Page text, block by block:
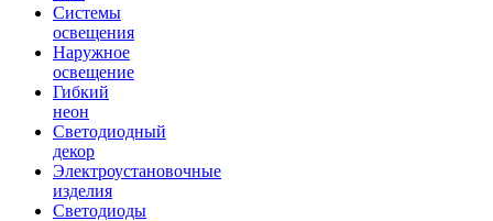
Системы
освещения
Наружное
освещение
Гибкий
неон
Светодиодный
декор
Электроустановочные
изделия
Светодиоды